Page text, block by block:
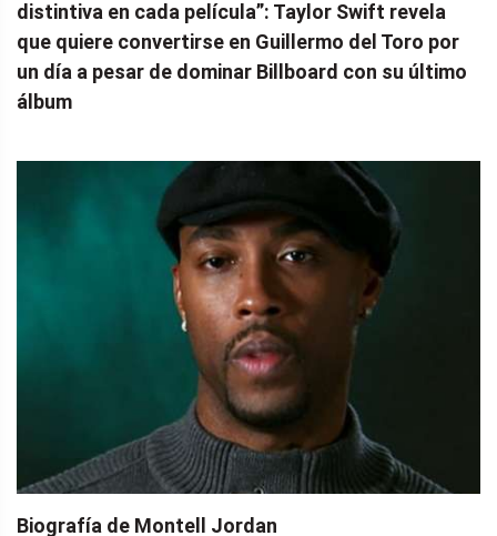
distintiva en cada película”: Taylor Swift revela
que quiere convertirse en Guillermo del Toro por
un día a pesar de dominar Billboard con su último
álbum
Biografía de Montell Jordan